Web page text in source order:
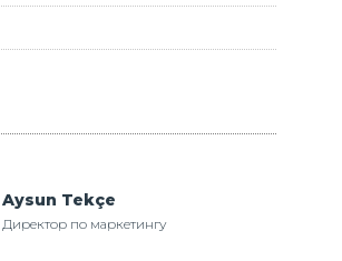
Aysun Tekçe
Директор по маркетингу